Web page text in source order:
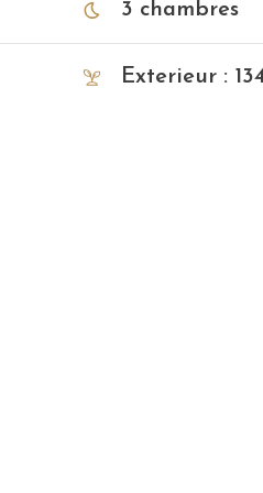
3 chambres
Exterieur :